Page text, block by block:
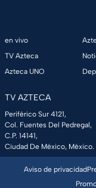
en vivo
TV Azteca
Azteca UNO
TV AZTECA
Periférico Sur 4121,
Col. Fuentes Del Pedregal,
C.P. 14141,
Ciudad De México, México.
Aviso de privacidad